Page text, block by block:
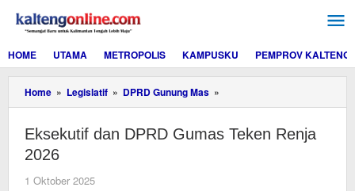
konten
HOME
UTAMA METROPOLIS KAMPUSKU PEMPROV KALTENG
Home » Legislatif » DPRD Gunung Mas »
dan
Gumas
Eksekutif dan DPRD Gumas Teken Renja
2026
1 Oktober 2025